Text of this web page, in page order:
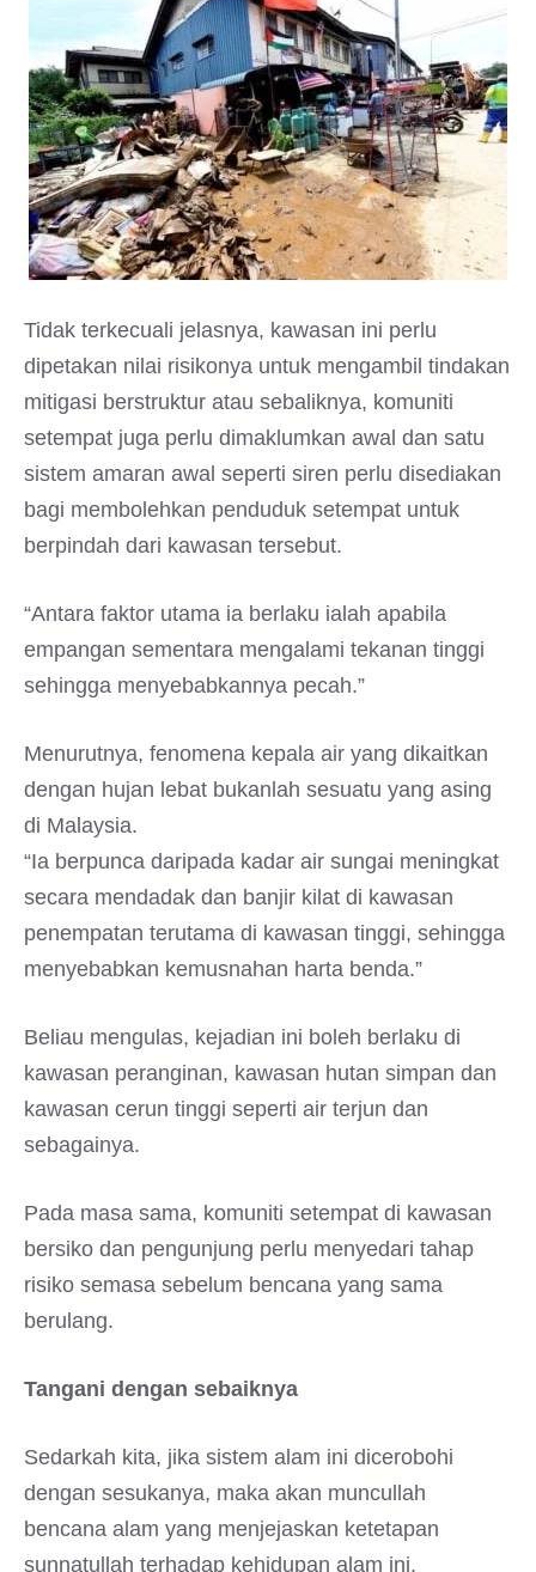
Tidak terkecuali jelasnya, kawasan ini perlu
dipetakan nilai risikonya untuk mengambil tindakan
mitigasi berstruktur atau sebaliknya, komuniti
setempat juga perlu dimaklumkan awal dan satu
sistem amaran awal seperti siren perlu disediakan
bagi membolehkan penduduk setempat untuk
berpindah dari kawasan tersebut.
“Antara faktor utama ia berlaku ialah apabila
empangan sementara mengalami tekanan tinggi
sehingga menyebabkannya pecah.”
Menurutnya, fenomena kepala air yang dikaitkan
dengan hujan lebat bukanlah sesuatu yang asing
di Malaysia.
“Ia berpunca daripada kadar air sungai meningkat
secara mendadak dan banjir kilat di kawasan
penempatan terutama di kawasan tinggi, sehingga
menyebabkan kemusnahan harta benda.”
Beliau mengulas, kejadian ini boleh berlaku di
kawasan peranginan, kawasan hutan simpan dan
kawasan cerun tinggi seperti air terjun dan
sebagainya.
Pada masa sama, komuniti setempat di kawasan
bersiko dan pengunjung perlu menyedari tahap
risiko semasa sebelum bencana yang sama
berulang.
Tangani dengan sebaiknya
Sedarkah kita, jika sistem alam ini dicerobohi
dengan sesukanya, maka akan muncullah
bencana alam yang menjejaskan ketetapan
sunnatullah terhadap kehidupan alam ini.